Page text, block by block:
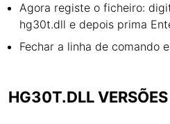
Agora registe o ficheiro:
hg30t.dll e depois prima
Fechar a linha de comando
HG30T.DLL VERSÕES